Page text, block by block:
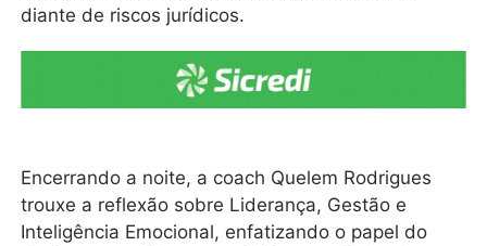
diante de riscos jurídicos.
Encerrando a noite, a coach Quelem Rodrigues
trouxe a reflexão sobre Liderança, Gestão e
Inteligência Emocional, enfatizando o papel do